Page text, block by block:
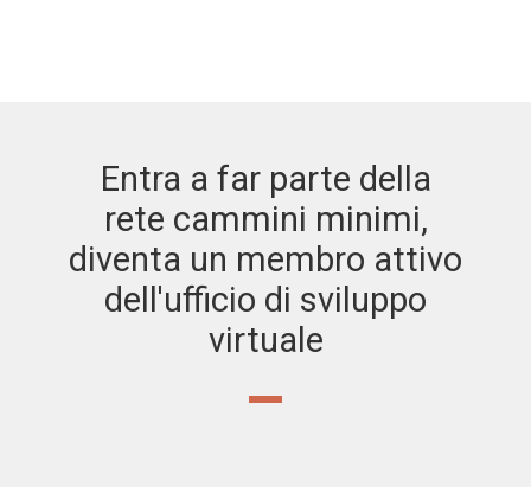
Entra a far parte della
rete cammini minimi,
diventa un membro attivo
dell'ufficio di sviluppo
virtuale